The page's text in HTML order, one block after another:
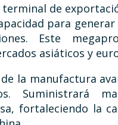
de
para
Este
asiáticos y
la manufactura
Suministrará
fortaleciendo la